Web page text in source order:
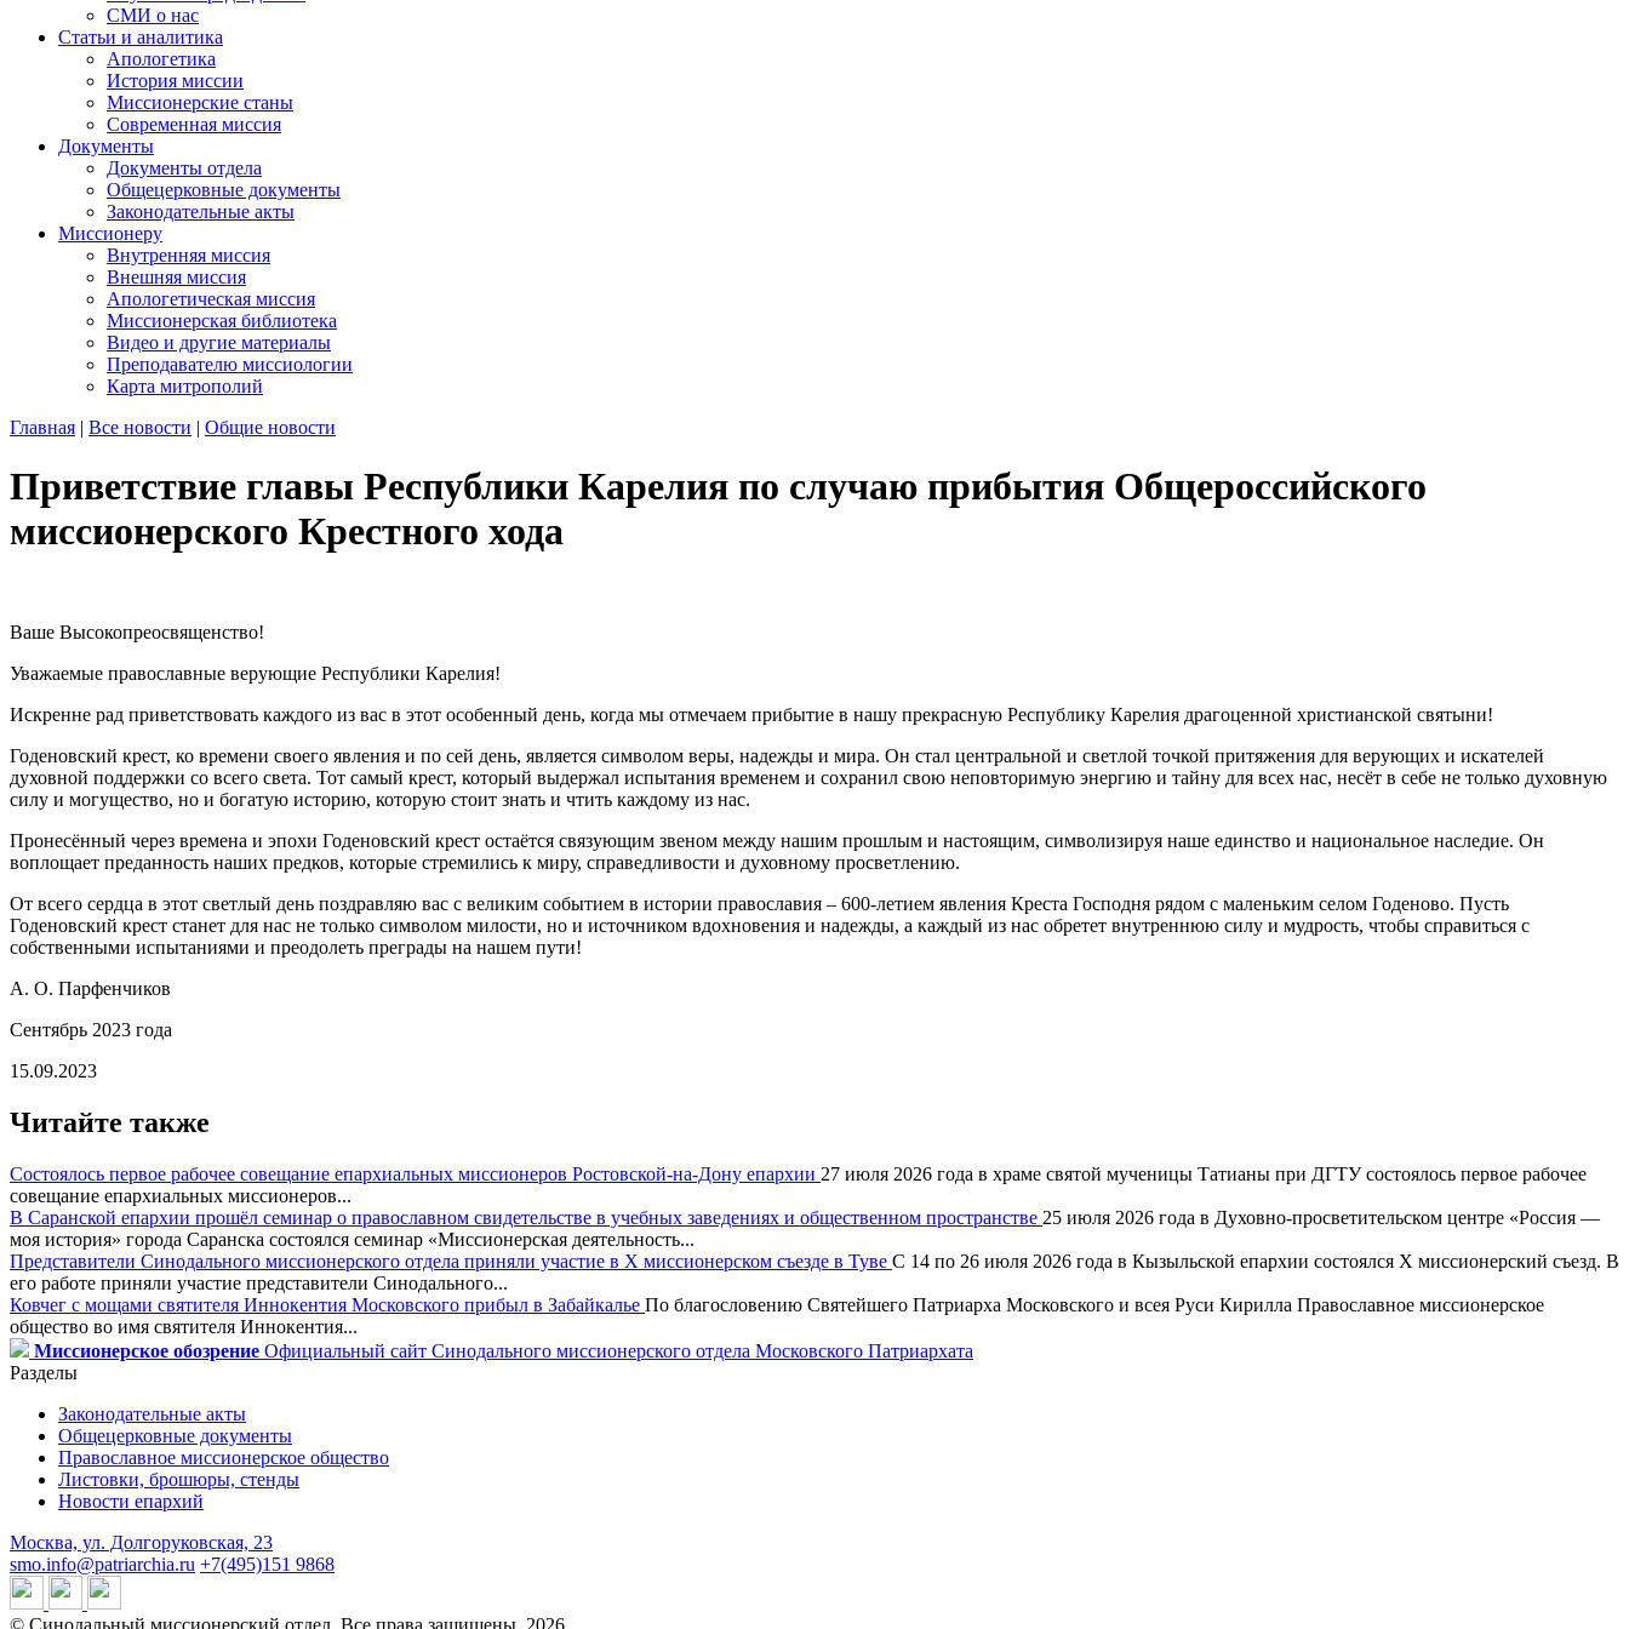
СМИ о нас
Статьи и аналитика
Апологетика
История миссии
Миссионерские станы
Современная миссия
Документы
Документы отдела
Общецерковные документы
Законодательные акты
Миссионеру
Внутренняя миссия
Внешняя миссия
Апологетическая миссия
Миссионерская библиотека
Видео и другие материалы
Преподавателю миссиологии
Карта митрополий
Главная | Все новости | Общие новости
Приветствие главы Республики Карелия по случаю прибытия Общероссийского
миссионерского Крестного хода
Ваше Высокопреосвященство!
Уважаемые православные верующие Республики Карелия!
Искренне рад приветствовать каждого из вас в этот особенный день, когда мы отмечаем прибытие в нашу прекрасную Республику Карелия драгоценной христианской святыни!
Годеновский крест, ко времени своего явления и по сей день, является символом веры, надежды и мира. Он стал центральной и светлой точкой притяжения для верующих и искателей
духовной поддержки со всего света. Тот самый крест, который выдержал испытания временем и сохранил свою неповторимую энергию и тайну для всех нас, несёт в себе не только духовную
силу и могущество, но и богатую историю, которую стоит знать и чтить каждому из нас.
Пронесённый через времена и эпохи Годеновский крест остаётся связующим звеном между нашим прошлым и настоящим, символизируя наше единство и национальное наследие. Он
воплощает преданность наших предков, которые стремились к миру, справедливости и духовному просветлению.
От всего сердца в этот светлый день поздравляю вас с великим событием в истории православия – 600-летием явления Креста Господня рядом с маленьким селом Годеново. Пусть
Годеновский крест станет для нас не только символом милости, но и источником вдохновения и надежды, а каждый из нас обретет внутреннюю силу и мудрость, чтобы справиться с
собственными испытаниями и преодолеть преграды на нашем пути!
А. О. Парфенчиков
Сентябрь 2023 года
15.09.2023
Читайте также
Состоялось первое рабочее совещание епархиальных миссионеров Ростовской-на-Дону епархии 27 июля 2026 года в храме святой мученицы Татианы при ДГТУ состоялось первое рабочее
совещание епархиальных миссионеров...
В Саранской епархии прошёл семинар о православном свидетельстве в учебных заведениях и общественном пространстве 25 июля 2026 года в Духовно-просветительском центре «Россия —
моя история» города Саранска состоялся семинар «Миссионерская деятельность...
Представители Синодального миссионерского отдела приняли участие в X миссионерском съезде в Туве С 14 по 26 июля 2026 года в Кызыльской епархии состоялся X миссионерский съезд. В
его работе приняли участие представители Синодального...
Ковчег с мощами святителя Иннокентия Московского прибыл в Забайкалье По благословению Святейшего Патриарха Московского и всея Руси Кирилла Православное миссионерское
общество во имя святителя Иннокентия...
Миссионерское обозрение Официальный сайт Синодального миссионерского отдела Московского Патриархата
Разделы
Законодательные акты
Общецерковные документы
Православное миссионерское общество
Листовки, брошюры, стенды
Новости епархий
Москва, ул. Долгоруковская, 23
smo.info@patriarchia.ru +7(495)151 9868
© Синодальный миссионерский отдел. Все права защищены. 2026